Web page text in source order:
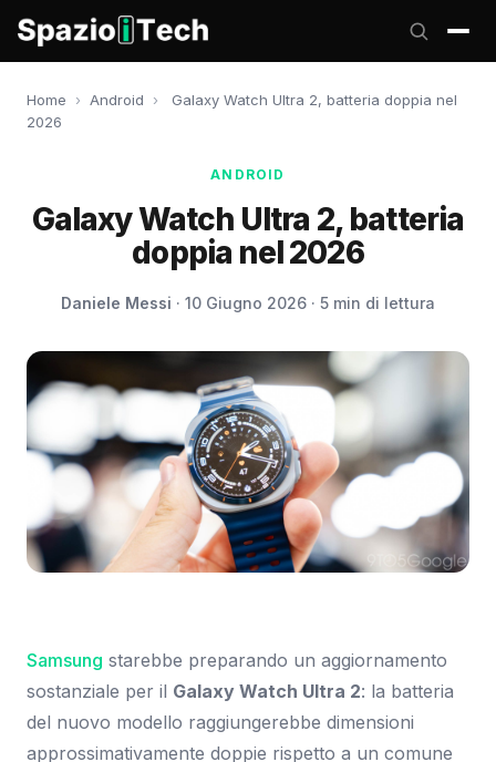
Home › Android ›
Galaxy Watch Ultra 2, batteria doppia nel
2026
ANDROID
Galaxy Watch Ultra 2, batteria
doppia nel 2026
Daniele Messi · 10 Giugno 2026 · 5 min di lettura
Samsung starebbe preparando un aggiornamento
sostanziale per il Galaxy Watch Ultra 2: la batteria
del nuovo modello raggiungerebbe dimensioni
approssimativamente doppie rispetto a un comune